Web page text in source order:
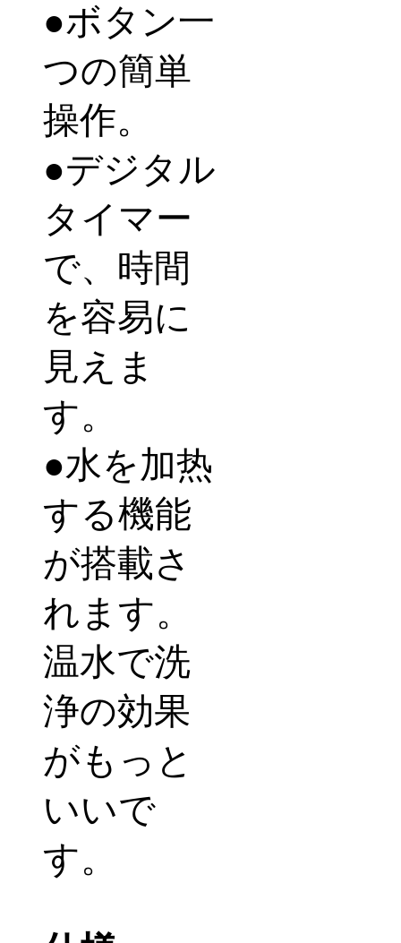
●ボタン一
つの簡単
操作。
●デジタル
タイマー
で、時間
を容易に
見えま
す。
●水を加热
する機能
が搭載さ
れます。
温水で洗
浄の効果
がもっと
いいで
す。